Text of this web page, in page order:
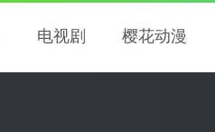
电视剧 樱花动漫